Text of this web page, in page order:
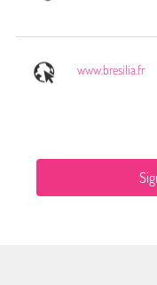
www.bresilia.fr